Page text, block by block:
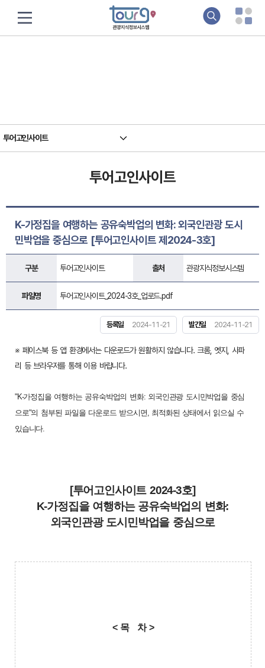
투어고인사이트
투어고인사이트
K-가정집을 여행하는 공유숙박업의 변화: 외국인관광 도시
민박업을 중심으로 [투어고인사이트 제2024-3호]
구분 투어고인사이트 출처 관광지식정보시스템
파일명 투어고인사이트_2024-3호_업로드.pdf
등록일 2024-11-21 발간일 2024-11-21
※ 페이스북 등 앱 환경에서는 다운로드가 원활하지 않습니다. 크롬, 엣지, 사파
리 등 브라우저를 통해 이용 바랍니다.
"K-가정집을 여행하는 공유숙박업의 변화: 외국인관광 도시민박업을 중심
으로"의 첨부된 파일을 다운로드 받으시면, 최적화된 상태에서 읽으실 수
있습니다.
[투어고인사이트 2024-3호]
K-가정집을 여행하는 공유숙박업의 변화:
외국인관광 도시민박업을 중심으로
< 목 차 >